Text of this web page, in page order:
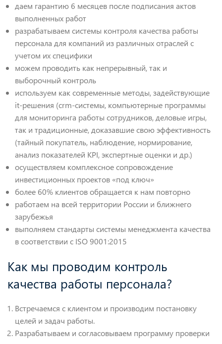
даем гарантию 6 месяцев после подписания актов
выполненных работ
разрабатываем системы контроля качества работы
персонала для компаний из различных отраслей с
учетом их специфики
можем проводить как непрерывный, так и
выборочный контроль
используем как современные методы, задействующие
it-решения (crm-системы, компьютерные программы
для мониторинга работы сотрудников, деловые игры,
так и традиционные, доказавшие свою эффективность
(тайный покупатель, наблюдение, нормирование,
анализ показателей KPI, экспертные оценки и др.)
осуществляем комплексное сопровождение
инвестиционных проектов «под ключ»
более 60% клиентов обращается к нам повторно
работаем на всей территории России и ближнего
зарубежья
выполняем стандарты системы менеджмента качества
в соответствии с ISO 9001:2015
Как мы проводим контроль
качества работы персонала?
Встречаемся с клиентом и производим постановку
целей и задач работы.
Разрабатываем и согласовываем программу проверки